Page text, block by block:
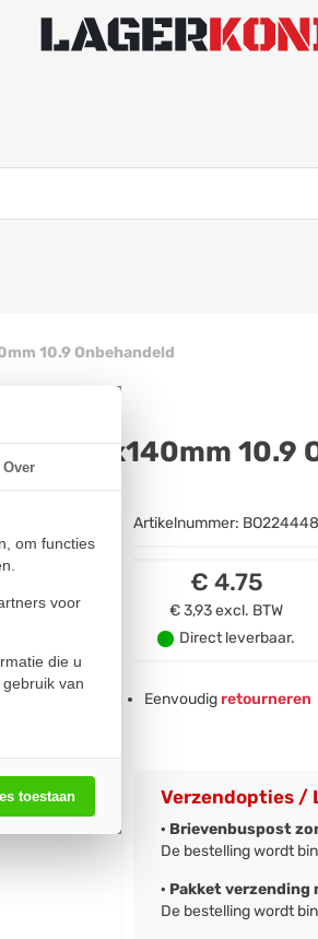
10.9 Onbehandeld
Over
om functies
voor
die u
van
toestaan
M18x140mm 10.9
Artikelnummer: BO224448
€ 4.75
€ 3,93excl. BTW
Direct leverbaar.
Eenvoudigretourneren
Verzendopties /
· Brievenbuspost
De bestelling wordt
· Pakket
De bestelling wordt